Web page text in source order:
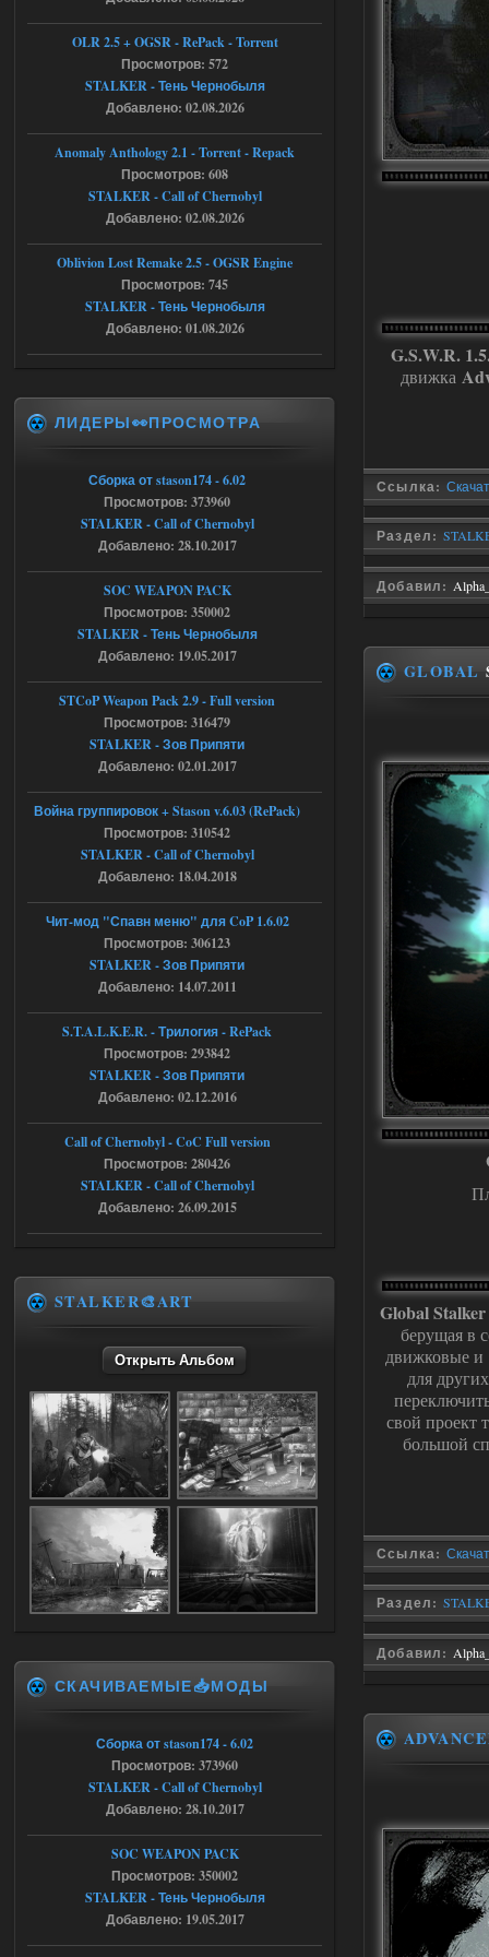
G.S.W.R.
движка
Ссылка:
Раздел:
Добавил:
GLOBAL
Global
берущая в
движковые и
для
свой проект
большой
Ссылка:
Раздел:
Добавил:
Тайна Зоны - Remaster 2026
Stalker-Mods-Clan-su
Доступно только для пользователей
Ответить ➤
Тайна Зоны - Remaster 2026
20:25
AndreySA
[05.08.26
20:23:10.934] [17468]
FATAL ERROR
[error]Expression : FATAL ERROR
t_engine.cpp
[error]Description :
shadow of
chernobyl\gamedata\scripts\xr_camper.sc
ript:510: attempt to index local 'manager'
(a nil value)
Вылет после захода в Припять.
Ответить ➤
05.08.2026
Скованные одной цепью
r4908778
с избавлением от баласта,
доходяга.
Ответить ➤
05.08.2026
Путь во мгле + GUNSLINGER mod
Stalker-Mods-Clan-su
Доступно только для пользователей
05.08.2026
Путь во мгле + GUNSLINGER mod
16:09
stalker673920
где пароль?
Dead Air: Refined
Stalker-Mods-Clan-su
Доступно только для пользователей
Объединенный Пак 2 + OGSR +
STCoP WP 3.4
17:25
Stalker-Mods-Clan-su
Доступно только для пользователей
Ответить ➤
04.08.2026
Объединенный Пак 2 + OGSR +
STCoP WP 3.4
17:19
Stalker-Mods-Clan-su
Ответить ➤
04.08.2026
Объединенный Пак 2 + OGSR +
STCoP WP 3.4
Stalker-Mods-Clan-su
Доступно только для пользователей
Ответить ➤
04.08.2026
Объединенный Пак 2 + OGSR +
OLR 2.5 + OGSR - RePack - Torrent
Просмотров: 572
STALKER - Тень Чернобыля
Добавлено: 02.08.2026
Anomaly Anthology 2.1 - Torrent - Repack
Просмотров: 608
STALKER - Call of Chernobyl
Добавлено: 02.08.2026
Oblivion Lost Remake 2.5 - OGSR Engine
Просмотров: 745
STALKER - Тень Чернобыля
Добавлено: 01.08.2026
ЛИДЕРЫ👀ПРОСМОТРА
Сборка от stason174 - 6.02
Просмотров: 373960
STALKER - Call of Chernobyl
Добавлено: 28.10.2017
SOC WEAPON PACK
Просмотров: 350002
STALKER - Тень Чернобыля
Добавлено: 19.05.2017
STCoP Weapon Pack 2.9 - Full version
Просмотров: 316479
STALKER - Зов Припяти
Добавлено: 02.01.2017
Война группировок + Stason v.6.03 (RePack)
Просмотров: 310542
STALKER - Call of Chernobyl
Добавлено: 18.04.2018
Чит-мод "Спавн меню" для CoP 1.6.02
Просмотров: 306123
STALKER - Зов Припяти
Добавлено: 14.07.2011
S.T.A.L.K.E.R. - Трилогия - RePack
Просмотров: 293842
STALKER - Зов Припяти
Добавлено: 02.12.2016
Call of Chernobyl - CoC Full version
Просмотров: 280426
STALKER - Call of Chernobyl
Добавлено: 26.09.2015
STALKER🎨ART
Открыть Альбом
СКАЧИВАЕМЫЕ📥МОДЫ
Сборка от stason174 - 6.02
Просмотров: 373960
STALKER - Call of Chernobyl
Добавлено: 28.10.2017
SOC WEAPON PACK
Просмотров: 350002
STALKER - Тень Чернобыля
Добавлено: 19.05.2017